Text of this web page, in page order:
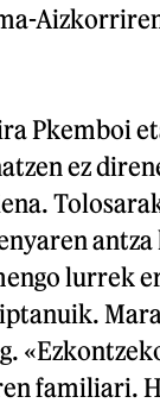
Pkemboi
ez
lurrek
familiari.